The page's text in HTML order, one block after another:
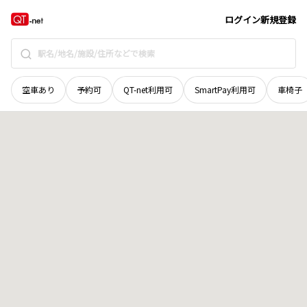
ログイン新規登録
空車あり 予約可 QT-net利用可 SmartPay利用可 車椅子
宮城県